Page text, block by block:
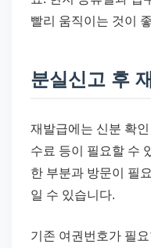
빨리 움직이는 것이
분실신고 후
재발급에는 신분 확
수료 등이 필요할 수
한 부분과 방문이 필
일 수 있습니다.
기존 여권번호가 필